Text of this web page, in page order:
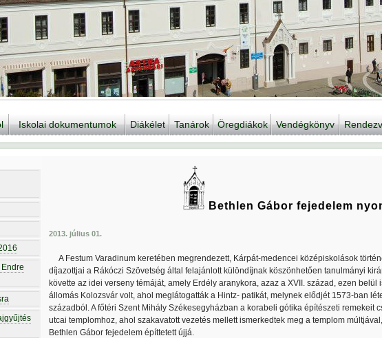
Iskolai dokumentumok Diákélet Tanárok Öregdiákok Vendégkönyv
Bethlen Gábor fejedelem
2013. július 01.
A Festum Varadinum keretében megrendezett, Kárpát-medencei középiskolások
díjazottjai a Rákóczi Szövetség által felajánlott különdíjnak köszönhetően tanulmányi
követte az idei verseny témáját, amely Erdély aranykora, azaz a XVII. század, ezen
állomás Kolozsvár volt, ahol meglátogatták a Hintz- patikát, melynek elődjét 1573-ban
századból. A főtéri Szent Mihály Székesegyházban a korabeli gótika építészeti remekeit
utcai templomhoz, ahol szakavatott vezetés mellett ismerkedtek meg a templom
Bethlen Gábor fejedelem építtetett újjá.